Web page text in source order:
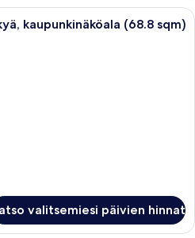
Moderni hotellihuone, josta on
kaupunkinäköala (68.8 sqm)
valitsemiesi päivien hinnat